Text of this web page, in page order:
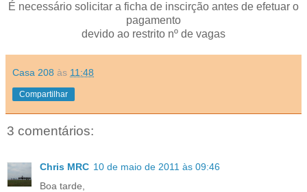
É necessário solicitar a ficha de inscirção antes de efetuar o
pagamento
devido ao restrito nº de vagas
Casa 208 às 11:48
Compartilhar
3 comentários:
Chris MRC 10 de maio de 2011 às 09:46
Boa tarde,